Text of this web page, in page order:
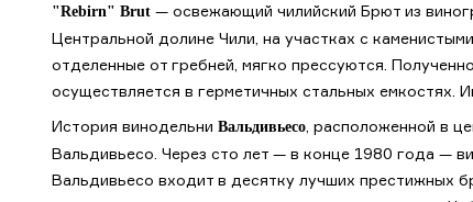
"Rebirn" Brut — освежающий чилийский Брют из
Центральной долине Чили, на участках с
отделенные от гребней, мягко прессуются.
осуществляется в герметичных стальных емкостях.
История винодельни Вальдивьесо , расположенной в
Вальдивьесо. Через сто лет — в конце 1980 года —
Вальдивьесо входит в десятку лучших престижных